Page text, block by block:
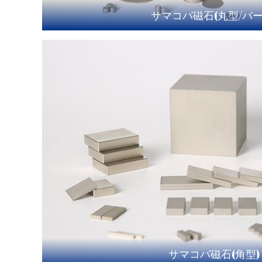
サマコバ磁石(丸型/バ
サマコバ磁石(角型)